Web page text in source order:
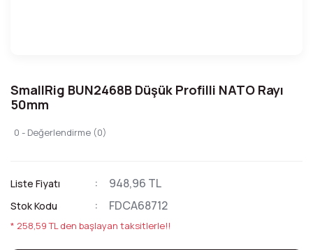
SmallRig BUN2468B Düşük Profilli NATO Rayı
50mm
0 - Değerlendirme (0)
Liste Fiyatı 948,96 TL
Stok Kodu FDCA68712
* 258,59 TL den başlayan taksitlerle!!